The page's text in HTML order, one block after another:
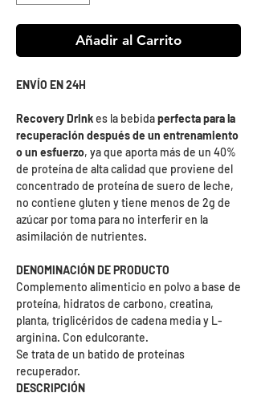
Añadir al Carrito
ENVÍO EN 24H
Recovery Drinkes la bebidaperfecta para la
recuperación después de un entrenamiento
o un esfuerzo, ya que aporta más de un 40%
de proteína de alta calidad que proviene del
concentrado de proteína de suero de leche,
no contiene gluten y tiene menos de 2g de
azúcar por toma para no interferir en la
asimilación de nutrientes.
DENOMINACIÓN DE PRODUCTO
Complemento alimenticio en polvo a base de
proteína, hidratos de carbono, creatina,
planta, triglicéridos de cadena media y L-
arginina. Con edulcorante.
Se trata de un batido de proteínas
recuperador.
DESCRIPCIÓN